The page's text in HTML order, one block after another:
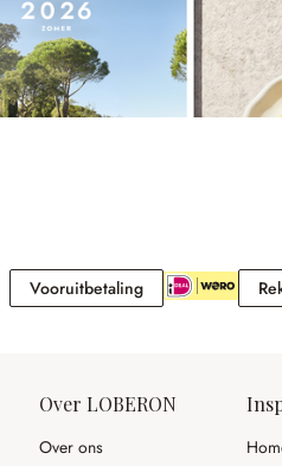
VooruitbetalingVooruitbetaling
Over LOBERON
Over ons